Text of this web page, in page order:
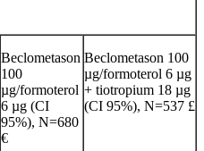
Beclometason
100
µg/formoterol
6 µg (CI
95%), N=680
€
Beclometason 100
µg/formoterol 6 µg
+ tiotropium 18 µg
(CI 95%), N=537 £